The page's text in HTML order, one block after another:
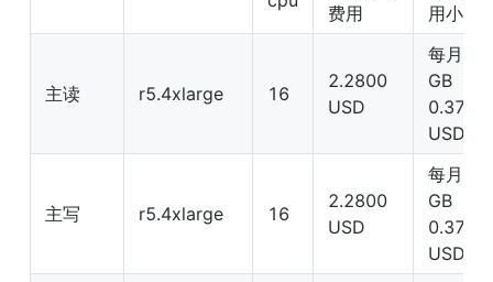
费用
用小时
主读 r5.4xlarge 16
2.2800
USD
每月每
GB
0.375
USD
主写 r5.4xlarge 16
2.2800
USD
每月每
GB
0.375
USD